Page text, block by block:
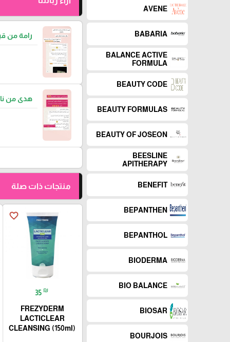
AVENE
BABARIA
BALANCE ACTIVE
FORMULA
BEAUTY CODE
BEAUTY FORMULAS
BEAUTY OF JOSEON
BEESLINE
APITHERAPY
BENEFIT
BEPANTHEN
BEPANTHOL
BIODERMA
BIO BALANCE
BIOSAR
BOURJOIS
رامة من
هدى من
منتجات ذات صلة
favorite_border
35 ₪
FREZYDERM
LACTICLEAR
CLEANSING (150ml)